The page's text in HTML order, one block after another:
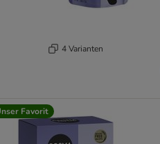
4 Varianten
Favorit